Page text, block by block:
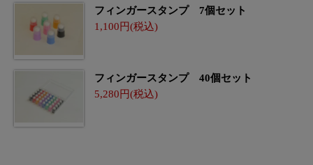
フィンガースタンプ 7個セット
1,100
フィンガースタンプ 40個セット
5,280